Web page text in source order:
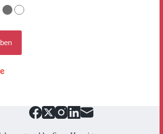
●●